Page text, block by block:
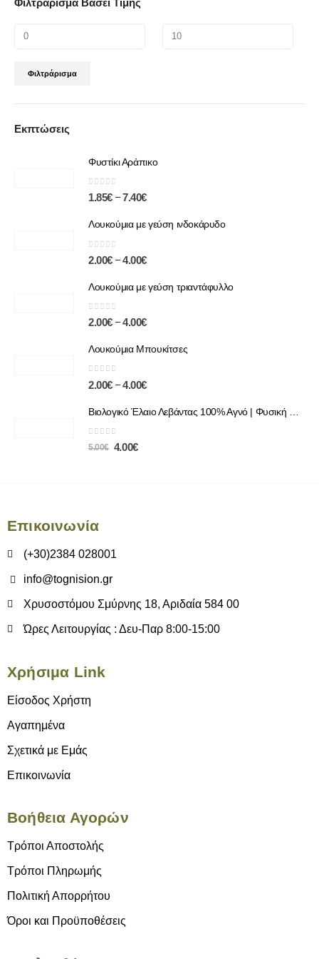
Φιλτράρισμα
Εκπτώσεις
Φυστίκι Αράπικο
0 out of 5
1.85€ – 7.40€
Λουκούμια με γεύση ινδοκάρυδο
0out of 5
2.00€ – 4.00€
Λουκούμια με γεύση τριαντάφυλλο
0out of 5
2.00€ – 4.00€
Λουκούμια Μπουκίτσες
0out of 5
2.00€ – 4.00€
0 out of 5
5.00€ 4.00€
Επικοινωνία
(+30)2384 028001
info@tognision.gr
Χρυσοστόμου Σμύρνης 18, Αριδαία 584 00
Ώρες Λειτουργίας : Δευ-Παρ 8:00-15:00
Χρήσιμα Link
Είσοδος Χρήστη
Αγαπημένα
Σχετικά με Εμάς
Επικοινωνία
Βοήθεια Αγορών
Τρόποι Αποστολής
Τρόποι Πληρωμής
Πολιτική Απορρήτου
Όροι και Προϋποθέσεις